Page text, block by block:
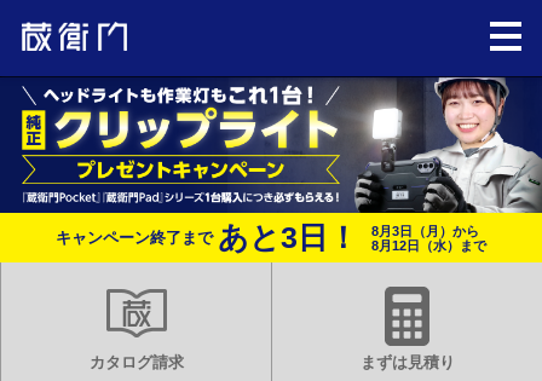
キャンペーン終了まで あと3 日！
8月3日（月）から
8月12日（水）まで
カタログ請求 まずは見積り